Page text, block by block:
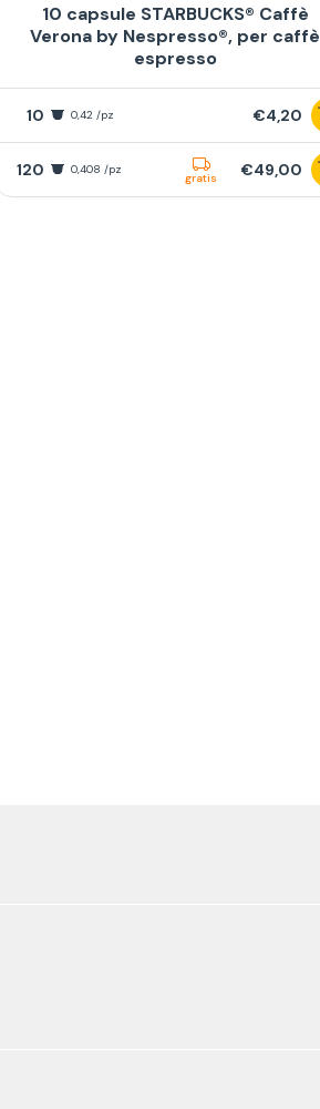
10 capsule STARBUCKS® Caffè
Verona by Nespresso®, per caffè
espresso
10 0,42 /pz €4,20
120 0,408 /pz
gratis €49,00